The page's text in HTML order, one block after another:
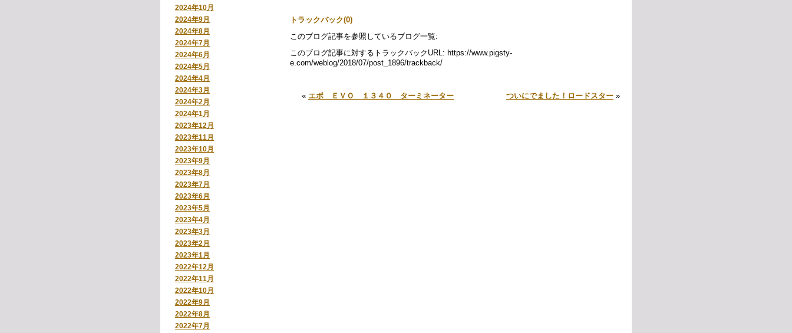
2024年10月
2024年9月
2024年8月
2024年7月
2024年6月
2024年5月
2024年4月
2024年3月
2024年2月
2024年1月
2023年12月
2023年11月
2023年10月
2023年9月
2023年8月
2023年7月
2023年6月
2023年5月
2023年4月
2023年3月
2023年2月
2023年1月
2022年12月
2022年11月
2022年10月
2022年9月
2022年8月
2022年7月
トラックバック(0)
このブログ記事を参照しているブログ一覧:
このブログ記事に対するトラックバックURL: https://www.pigsty-
e.com/weblog/2018/07/post_1896/trackback/
« エボ ＥＶＯ １３４０ ターミネーター ついにでました！ロードスター »